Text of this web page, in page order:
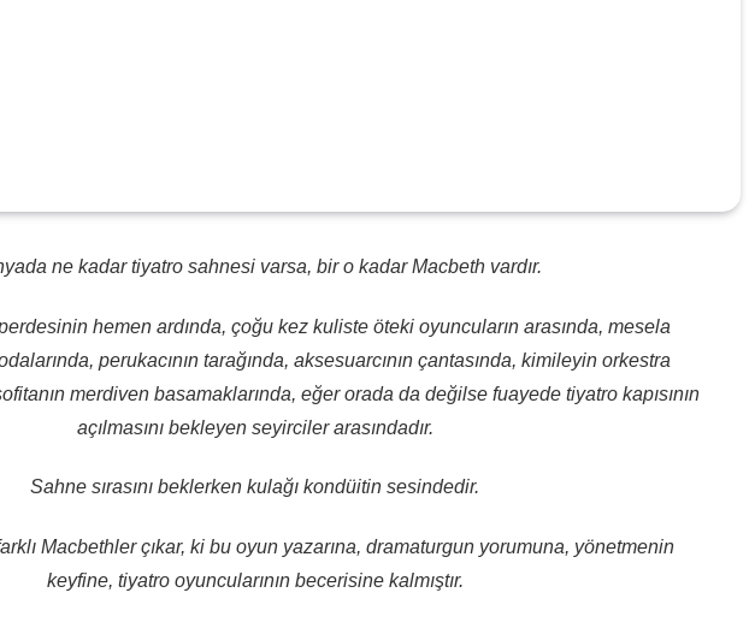
ne kadar tiyatro sahnesi varsa, bir o kadar Macbeth vardır.
hemen ardında, çoğu kez kuliste öteki oyuncuların arasında, mesela
perukacının tarağında, aksesuarcının çantasında, kimileyin orkestra
merdiven basamaklarında, eğer orada da değilsefuayede tiyatro kapısının
açılmasını bekleyen seyirciler arasındadır.
Sahne sırasını beklerken kulağı kondüitin sesindedir.
Macbethler çıkar, ki bu oyun yazarına, dramaturgun yorumuna, yönetmenin
keyfine, tiyatro oyuncularının becerisine kalmıştır.